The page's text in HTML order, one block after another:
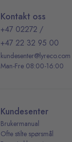
Kontakt oss
+47 02272 /
+47 22 32 95 00
kundesenter@lyreco.com
Man-Fre 08:00-16:00
Kundesenter
Brukermanual
Ofte stilte spørsmål